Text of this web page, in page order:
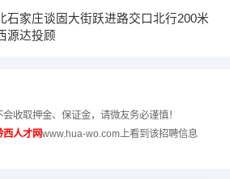
石家庄谈固大街跃进路交口北行200米
源达投顾
收取押金、保证金，请微友务必谨慎！
西人才网www.hua-wo.com上看到该招聘信息